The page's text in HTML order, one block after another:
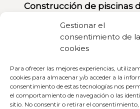
Gestionar el
consentimiento de
cookies
Para ofrecer las mejores experiencias,
cookies para almacenar y/o acceder a la
consentimiento de estas tecnologías nos
el comportamiento de navegación o las
sitio. No consentir o retirar el
Construcción de piscinas
Localización:
P.º de los Melancólicos,
610 20 99